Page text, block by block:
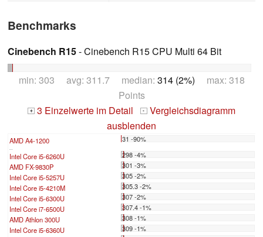
Benchmarks
Cinebench R15- Cinebench R15 CPU Multi 64 Bit
min: 303 avg: 311.7 median: 314 (2%) max: 318
Points
+ 3 Einzelwerte im Detail - Vergleichsdiagramm
ausblenden
AMD A4-1200 31 -90%
Intel Core i5-6260U
298 -4%
AMD FX-9830P
301 -3%
Intel Core i5-5257U
305 -2%
Intel Core i5-4210M
305.3 -2%
Intel Core i5-6300U
307 -2%
Intel Core i7-6500U
307.4 -1%
AMD Athlon 300U
308 -1%
Intel Core i5-6360U
309 -1%